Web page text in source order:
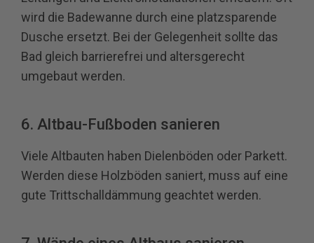
wird die Badewanne durch eine platzsparende
Dusche ersetzt. Bei der Gelegenheit sollte das
Bad gleich barrierefrei und altersgerecht
umgebaut werden.
6. Altbau-Fußboden sanieren
Viele Altbauten haben Dielenböden oder Parkett.
Werden diese Holzböden saniert, muss auf eine
gute Trittschalldämmung geachtet werden.